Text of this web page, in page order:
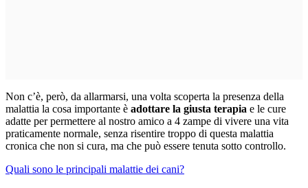
Non c’è, però, da allarmarsi, una volta scoperta la presenza della
malattia la cosa importante è adottare la giusta terapia e le cure
adatte per permettere al nostro amico a 4 zampe di vivere una vita
praticamente normale, senza risentire troppo di questa malattia
cronica che non si cura, ma che può essere tenuta sotto controllo.
Quali sono le principali malattie dei cani?